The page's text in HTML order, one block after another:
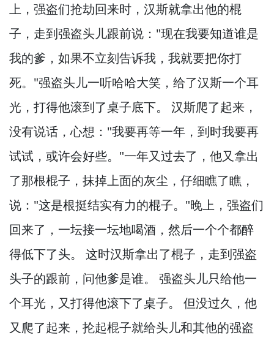
上， 强盗们抢劫回来时， 汉斯就拿出他的棍
子， 走到强盗头儿跟前说："现在我要知道谁是
我的爹， 如果不立刻告诉我， 我就要把你打
死。 "强盗头儿一听哈哈大笑， 给了汉斯一个耳
光， 打得他滚到了桌子底下。
汉斯爬了起来，
没有说话，心想："我要再等一年， 到时我要再
试试， 或许会好些。 "一年又过去了， 他又拿出
了那根棍子， 抹掉上面的灰尘， 仔细瞧了瞧，
说："这是根挺结实有力的棍子。 "晚上， 强盗们
回来了， 一坛接一坛地喝酒， 然后一个个都醉
得低下了头。
这时汉斯拿出了棍子， 走到强盗
头子的跟前， 问他爹是谁。
强盗头儿只给他一
个耳光， 又打得他滚下了桌子。 但没过久， 他
又爬了起来， 抡起棍子就给头儿和其他的强盗